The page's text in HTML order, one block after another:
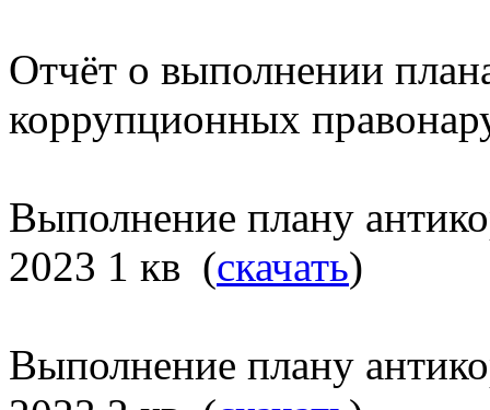
Отчёт о выполнении
коррупционных
Выполнение плану
2023 1 кв (скачать)
Выполнение плану